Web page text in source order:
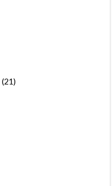
(21)